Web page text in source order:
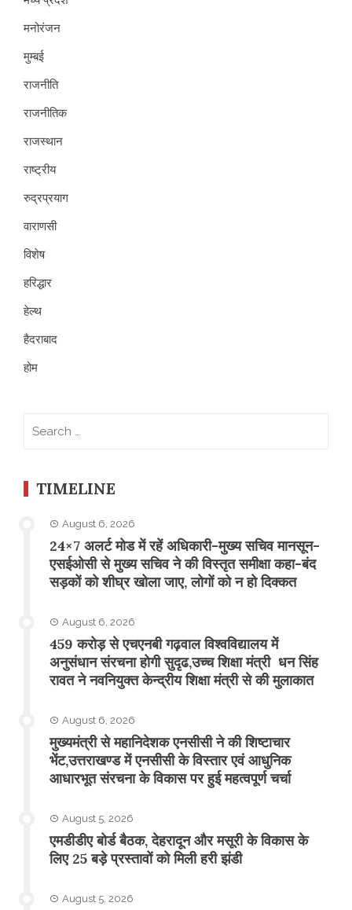
मनोरंजन
मुम्बई
राजनीति
राजनीतिक
राजस्थान
राष्ट्रीय
रुद्रप्रयाग
वाराणसी
विशेष
हरिद्धार
हेल्थ
हैदराबाद
होम
TIMELINE
August 6, 2026
24×7 अलर्ट मोड में रहें अधिकारी-मुख्य सचिव मानसून-
एसईओसी से मुख्य सचिव ने की विस्तृत समीक्षा कहा-बंद
सड़कों को शीघ्र खोला जाए, लोगों को न हो दिक्कत
August 6, 2026
459 करोड़ से एचएनबी गढ़वाल विश्वविद्यालय में
अनुसंधान संरचना होगी सुदृढ,उच्च शिक्षा मंत्री धन सिंह
रावत ने नवनियुक्त केन्द्रीय शिक्षा मंत्री से की मुलाकात
August 6, 2026
मुख्यमंत्री से महानिदेशक एनसीसी ने की शिष्टाचार
भेंट,उत्तराखण्ड में एनसीसी के विस्तार एवं आधुनिक
आधारभूत संरचना के विकास पर हुई महत्वपूर्ण चर्चा
August 5, 2026
एमडीडीए बोर्ड बैठक, देहरादून और मसूरी के विकास के
लिए 25 बड़े प्रस्तावों को मिली हरी झंडी
August 5, 2026